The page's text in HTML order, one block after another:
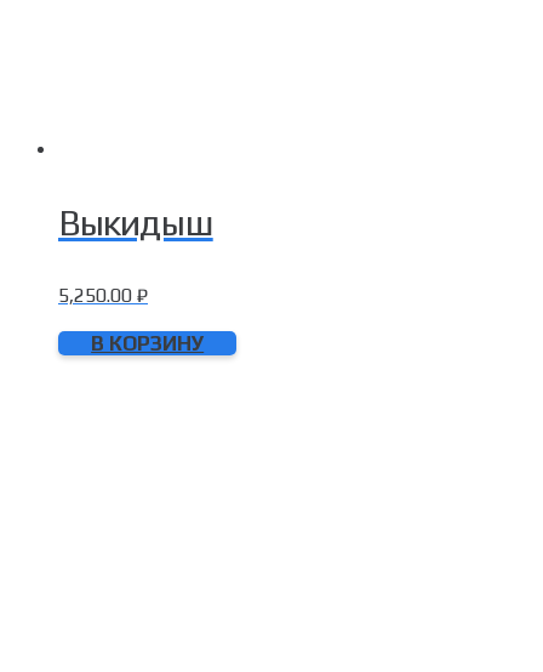
Выкидыш
5,250.00 ₽
В КОРЗИНУ